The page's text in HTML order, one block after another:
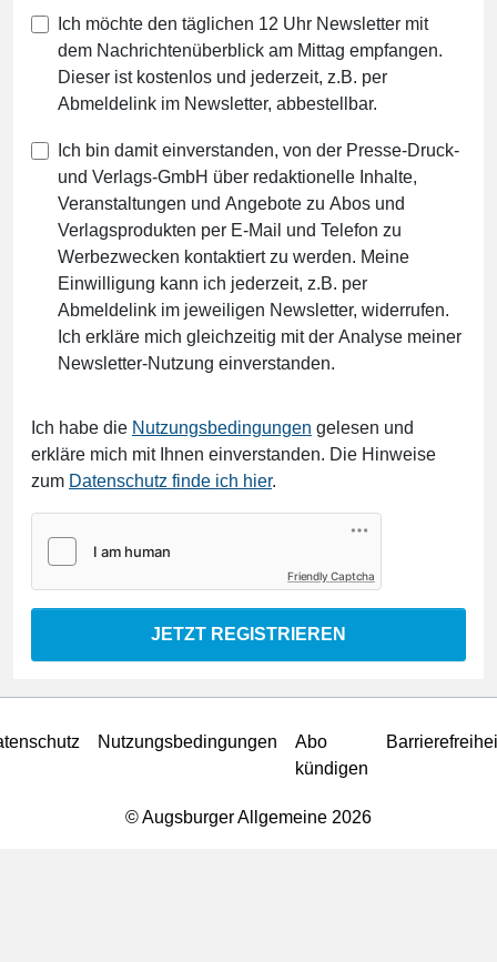
Ich möchte den täglichen 12 Uhr Newsletter mit
dem Nachrichtenüberblick am Mittag empfangen.
Dieser ist kostenlos und jederzeit, z.B. per
Abmeldelink im Newsletter, abbestellbar.
Ich bin damit einverstanden, von der Presse-Druck-
und Verlags-GmbH über redaktionelle Inhalte,
Veranstaltungen und Angebote zu Abos und
Verlagsprodukten per E-Mail und Telefon zu
Werbezwecken kontaktiert zu werden. Meine
Einwilligung kann ich jederzeit, z.B. per
Abmeldelink im jeweiligen Newsletter, widerrufen.
Ich erkläre mich gleichzeitig mit der Analyse meiner
Newsletter-Nutzung einverstanden.
Ich habe die Nutzungsbedingungen gelesen und
erkläre mich mit Ihnen einverstanden. Die Hinweise
zum Datenschutz finde ich hier.
Friendly Captcha
JETZT REGISTRIEREN
Nutzungsbedingungen
Abo
kündigen
© Augsburger Allgemeine 2026